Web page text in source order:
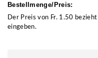
Bestellmenge/Preis:
Der Preis von Fr. 1.50
eingeben.